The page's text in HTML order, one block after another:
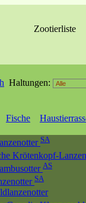
Zootierliste
Haltungen:
Fische
SA
Krötenkopf-
AS
SA